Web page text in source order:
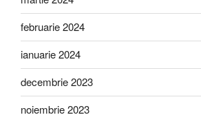
februarie 2024
ianuarie 2024
decembrie 2023
noiembrie 2023